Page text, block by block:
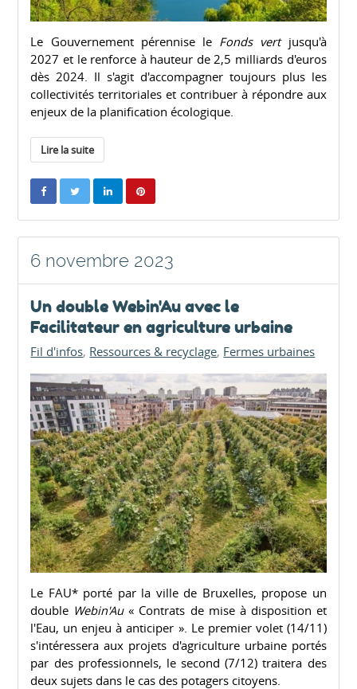
Le Gouvernement pérennise le Fonds vertjusqu'à
2027 et le renforce à hauteur de 2,5 milliards d'euros
dès 2024. Il s'agit d'accompagner toujours plus les
collectivités territoriales et contribuer à répondre aux
enjeux de la planification écologique.
Lire la suite
6 novembre 2023
Un double Webin'Au avec le
Facilitateur en agriculture urbaine
Fil d'infos Ressources & recyclage Fermes urbaines
Le FAU* porté par la ville de Bruxelles, propose un
double Webin'Au« Contrats de mise à disposition et
l'Eau, un enjeu à anticiper ». Le premier volet (14/11)
s'intéressera aux projets d'agriculture urbaine portés
par des professionnels, le second (7/12) traitera des
deux sujets dans le cas des potagers citoyens.